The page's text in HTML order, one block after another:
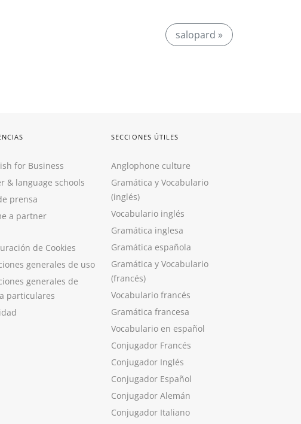
salopard »
for Business
& language schools
prensa
a partner
de Cookies
generales de uso
generales de
particulares
SECCIONES ÚTILES
Anglophone culture
Gramática y Vocabulario
(inglés)
Vocabulario inglés
Gramática inglesa
Gramática española
Gramática y Vocabulario
(francés)
Vocabulario francés
Gramática francesa
Vocabulario en español
Conjugador Francés
Conjugador Inglés
Conjugador Español
Conjugador Alemán
Conjugador Italiano